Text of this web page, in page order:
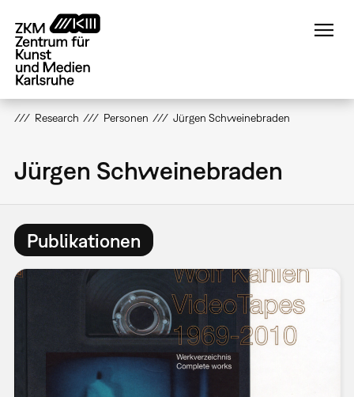
zum
Inhalt
Research Personen Jürgen Schweinebraden
Jürgen Schweinebraden
Publikationen